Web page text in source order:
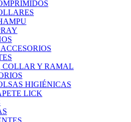
COLLAR Y RAMAL
HIGIÉNICAS
LICK